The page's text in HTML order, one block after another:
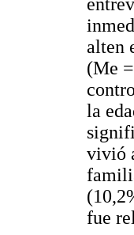
alten
(Me
la
vivió
fue